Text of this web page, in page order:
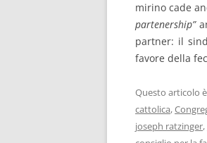
mirino cade
partenership”
partner: il
favore della
Questo articolo
cattolica,
joseph ratzinger,